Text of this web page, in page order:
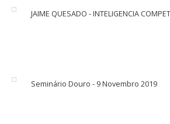
JAIME QUESADO - INTELIGENCIA
Seminário Douro - 9 Novembro 2019